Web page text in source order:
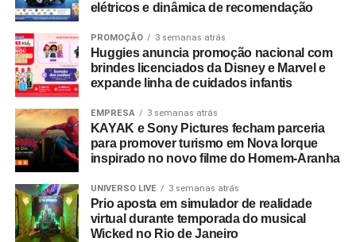
elétricos e dinâmica de recomendação
PROMOÇÃO 3 semanas atrás
Huggies anuncia promoção nacional com
brindes licenciados da Disney e Marvel e
expande linha de cuidados infantis
EMPRESA 3 semanas atrás
KAYAK e Sony Pictures fecham parceria
para promover turismo em Nova Iorque
inspirado no novo filme do Homem-Aranha
UNIVERSO LIVE 3 semanas atrás
Prio aposta em simulador de realidade
virtual durante temporada do musical
Wicked no Rio de Janeiro